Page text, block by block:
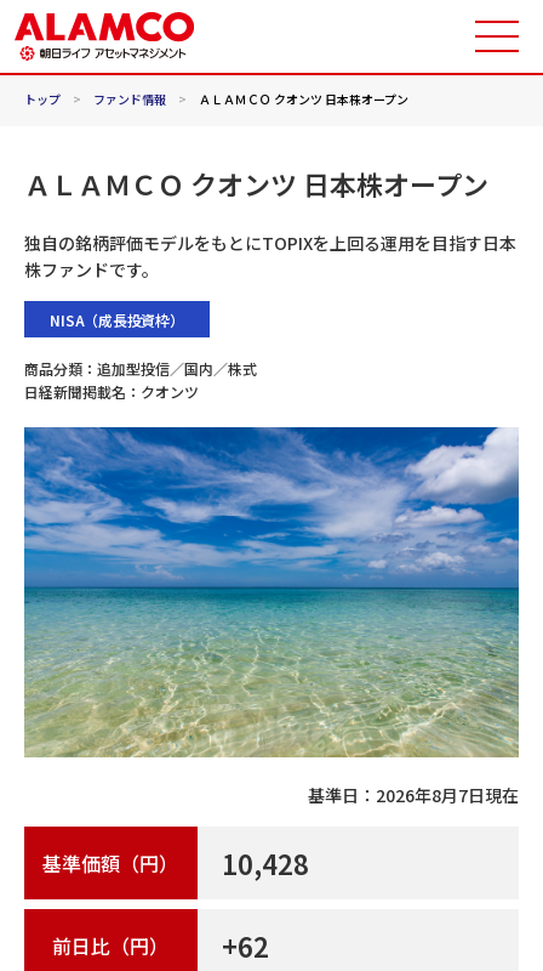
トップ > ファンド情報 > ＡＬＡＭＣＯ クオンツ 日本株オープン
ＡＬＡＭＣＯ クオンツ 日本株オープン
独自の銘柄評価モデルをもとにTOPIXを上回る運用を目指す日本
株ファンドです。
NISA（成長投資枠）
商品分類： 追加型投信／国内／株式
日経新聞掲載名： クオンツ
基準日： 2026年8月7日現在
基準価額（円） 10,428
前日比（円） +62